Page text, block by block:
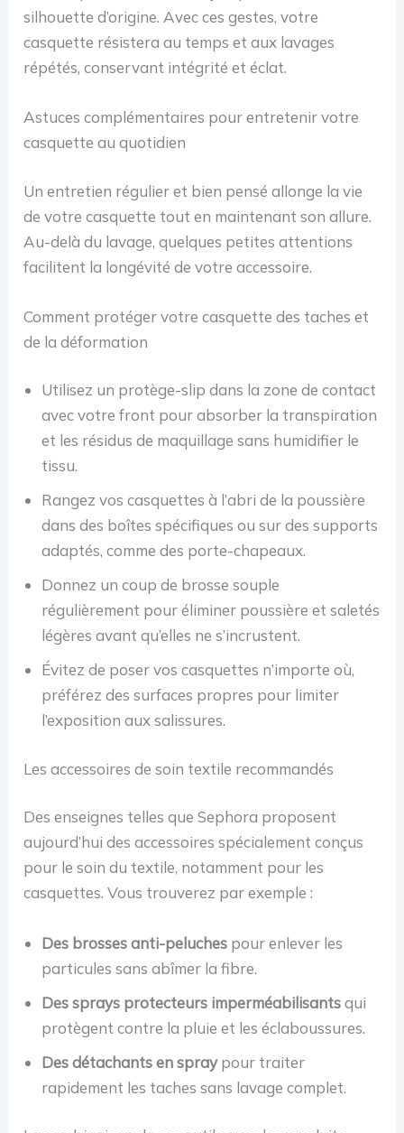
silhouette d’origine. Avec ces gestes, votre
casquette résistera au temps et aux lavages
répétés, conservant intégrité et éclat.
Astuces complémentaires pour entretenir votre
casquette au quotidien
Un entretien régulier et bien pensé allonge la vie
de votre casquette tout en maintenant son allure.
Au-delà du lavage, quelques petites attentions
facilitent la longévité de votre accessoire.
Comment protéger votre casquette des taches et
de la déformation
Utilisez un protège-slip dans la zone de contact
avec votre front pour absorber la transpiration
et les résidus de maquillage sans humidifier le
tissu.
Rangez vos casquettes à l’abri de la poussière
dans des boîtes spécifiques ou sur des supports
adaptés, comme des porte-chapeaux.
Donnez un coup de brosse souple
régulièrement pour éliminer poussière et saletés
légères avant qu’elles ne s’incrustent.
Évitez de poser vos casquettes n’importe où,
préférez des surfaces propres pour limiter
l’exposition aux salissures.
Les accessoires de soin textile recommandés
Des enseignes telles que Sephora proposent
aujourd’hui des accessoires spécialement conçus
pour le soin du textile, notamment pour les
casquettes. Vous trouverez par exemple :
Des brosses anti-peluches pour enlever les
particules sans abîmer la fibre.
Des sprays protecteurs imperméabilisantsqui
protègent contre la pluie et les éclaboussures.
Des détachants en spraypour traiter
rapidement les taches sans lavage complet.